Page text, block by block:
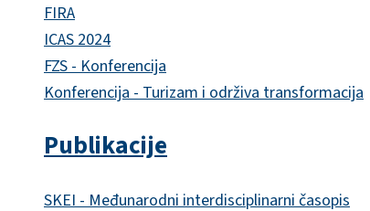
FIRA
ICAS 2024
FZS - Konferencija
Konferencija - Turizam i održiva transformacija
Publikacije
SKEI - Međunarodni interdisciplinarni časopis